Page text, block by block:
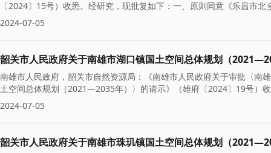
〔2024〕15号）收悉。经研究，现批复如下：一、原则同意《乐昌市
2024-07-05
韶关市人民政府关于南雄市湖口镇国土空间总体规划（
南雄市人民政府，韶关市自然资源局：《南雄市人民政府关于审批〈
土空间总体规划（2021—2035年）〉的请示》（雄府〔2024〕19号）
2024-07-05
韶关市人民政府关于南雄市珠玑镇国土空间总体规划（